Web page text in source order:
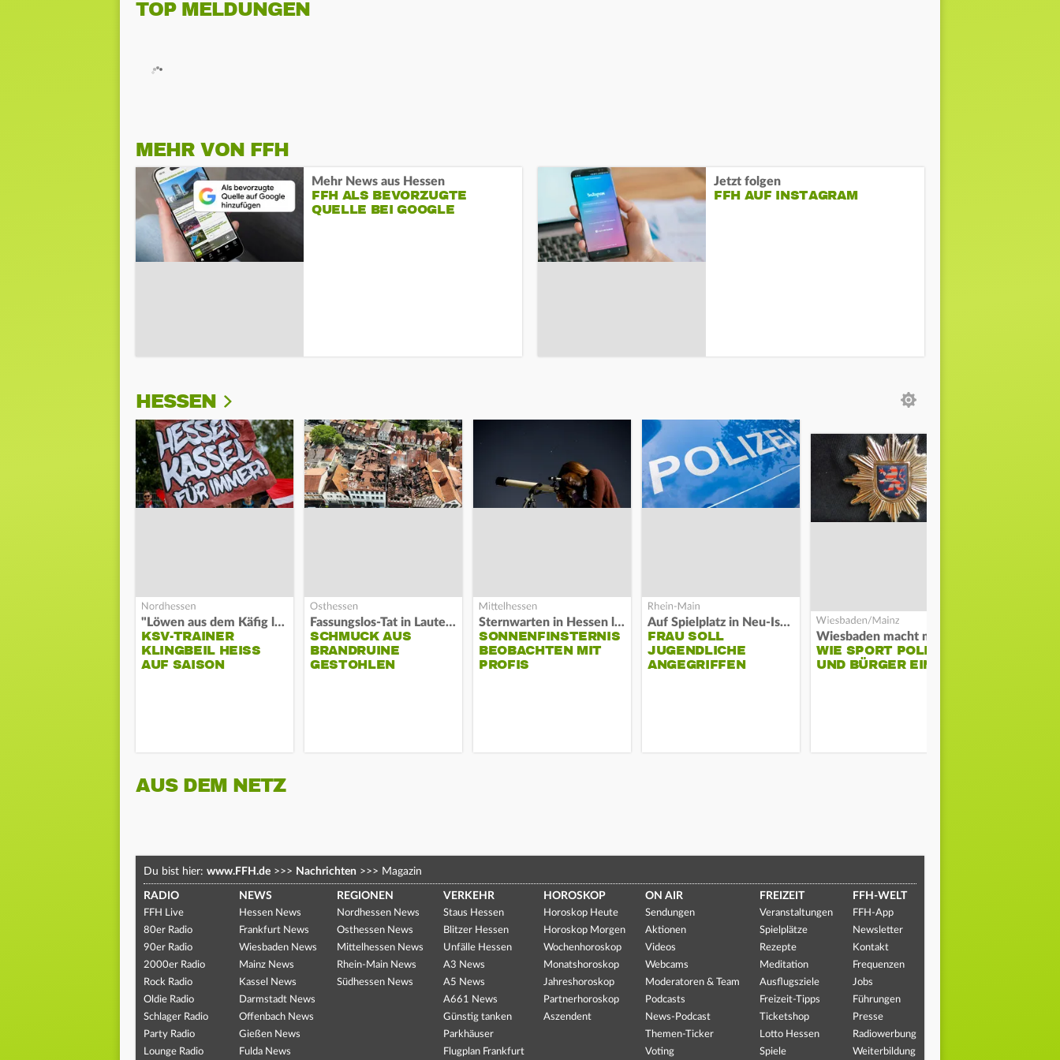
TOP MELDUNGEN
MEHR VON FFH
Mehr News aus Hessen
FFH ALS BEVORZUGTE
QUELLE BEI GOOGLE
Jetzt folgen
FFH AUF INSTAGRAM
HESSEN
"Löwen aus dem Käfig lassen"
KSV-TRAINER
KLINGBEIL HEISS A
UF SAISON
Fassungslos-Tat in Lauterbach
SCHMUCK AUS
BRANDRUINE
GESTOHLEN
Sternwarten in Hessen laden ein
SONNENFINSTERNIS
BEOBACHTEN MIT
PROFIS
Auf Spielplatz in Neu-Isenburg
FRAU SOLL
JUGENDLICHE
ANGEGRIFFEN
Wiesbaden macht mobil
WIE SPORT POLIZEI
UND BÜRGER EINT
AUS DEM NETZ
Du bist hier: www.FFH.de >>> Nachrichten >>> Magazin
RADIO
FFH Live
80er Radio
90er Radio
2000er Radio
Rock Radio
Oldie Radio
Schlager Radio
Party Radio
Lounge Radio
NEWS
Hessen News
Frankfurt News
Wiesbaden News
Mainz News
Kassel News
Darmstadt News
Offenbach News
Gießen News
Fulda News
REGIONEN
Nordhessen News
Osthessen News
Mittelhessen News
Rhein-Main News
Südhessen News
VERKEHR
Staus Hessen
Blitzer Hessen
Unfälle Hessen
A3 News
A5 News
A661 News
Günstig tanken
Parkhäuser
Flugplan Frankfurt
HOROSKOP
Horoskop Heute
Horoskop Morgen
Wochenhoroskop
Monatshoroskop
Jahreshoroskop
Partnerhoroskop
Aszendent
ON AIR
Sendungen
Aktionen
Videos
Webcams
Moderatoren & Team
Podcasts
News-Podcast
Themen-Ticker
Voting
FREIZEIT
Veranstaltungen
Spielplätze
Rezepte
Meditation
Ausflugsziele
Freizeit-Tipps
Ticketshop
Lotto Hessen
Spiele
FFH-WELT
FFH-App
Newsletter
Kontakt
Frequenzen
Jobs
Führungen
Presse
Radiowerbung
Weiterbildung